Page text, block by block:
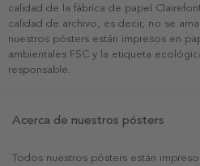
calidad de la fábrica de papel
calidad de archivo, es decir, no se
nuestros pósters están impresos en
ambientales FSC y la etiqueta
responsable.
Acerca de nuestros pósters
Todos nuestros pósters están